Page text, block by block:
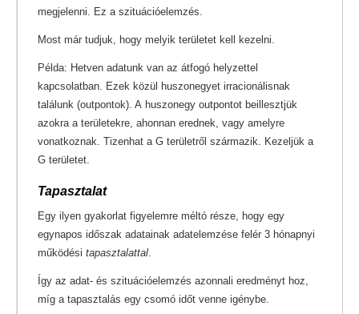
megjelenni. Ez a szituációelemzés.
Most már tudjuk, hogy melyik területet kell kezelni.
Példa: Hetven adatunk van az átfogó helyzettel
kapcsolatban. Ezek közül huszonegyet irracionálisnak
találunk (outpontok). A huszonegy outpontot beillesztjük
azokra a területekre, ahonnan erednek, vagy amelyre
vonatkoznak. Tizenhat a G területről származik. Kezeljük a
G területet.
Tapasztalat
Egy ilyen gyakorlat figyelemre méltó része, hogy egy
egynapos időszak adatainak adatelemzése felér 3 hónapnyi
működési tapasztalattal
Így az adat- és szituációelemzés azonnali eredményt hoz,
míg a tapasztalás egy csomó időt venne igénybe.